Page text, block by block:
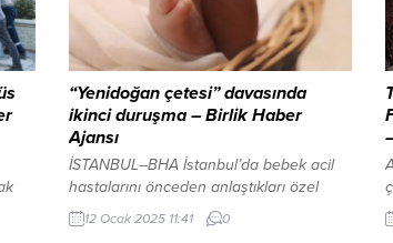
“Yenidoğan çetesi” davasında
ikinci duruşma – Birlik Haber
Ajansı
İSTANBUL–BHA İstanbul’da bebek acil
hastalarını önceden anlaştıkları özel
hastanelerin yenidoğan ünitelerine sevk
edip ölümlerine neden oldukları ve
12 Ocak 2025 11:41 0